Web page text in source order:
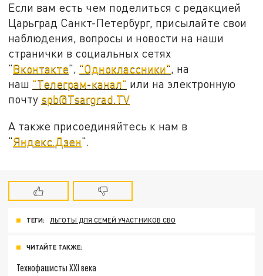
Если вам есть чем поделиться с редакцией
Царьград Санкт-Петербург, присылайте свои
наблюдения, вопросы и новости на наши
странички в социальных сетях
"Вконтакте", "Одноклассники", на
наш "Телеграм-канал" или на электронную
почту spb@Tsargrad.TV
А также присоединяйтесь к нам в
"Яндекс.Дзен".
ТЕГИ: ЛЬГОТЫ ДЛЯ СЕМЕЙ УЧАСТНИКОВ СВО
ЧИТАЙТЕ ТАКЖЕ:
Технофашисты XXI века